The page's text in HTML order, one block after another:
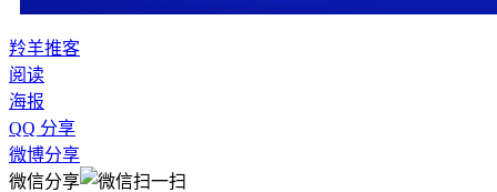
羚羊推客
阅读
海报
QQ 分享
微博分享
微信分享